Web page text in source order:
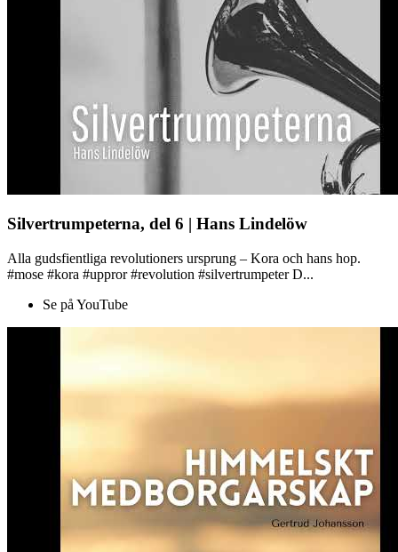
Silvertrumpeterna, del 6 | Hans Lindelöw
Alla gudsfientliga revolutioners ursprung – Kora och hans hop.
#mose #kora #uppror #revolution #silvertrumpeter D...
Se på YouTube